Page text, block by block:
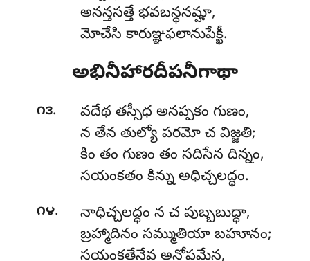
అనన్తసత్తే భవబన్ధనమ్హా,
మోచేసి కారుఞ్ఞఫలానుపేక్ఖీ.
అభినీహారదీపనీగాథా
౧౩.
వదేథ తస్సీధ అనప్పకం గుణం,
న తేన తుల్యో పరమో చ విజ్జతి;
కిం తం గుణం తం సదిసేన దిన్నం,
సయంకతం కిన్ను అధిచ్చలద్ధం.
౧౪.
నాధిచ్చలద్ధం న చ పుబ్బబుద్ధా,
బ్రహ్మాదినం సమ్ముతియా బహూనం;
సయంకతేనేవ అనోపమేన,